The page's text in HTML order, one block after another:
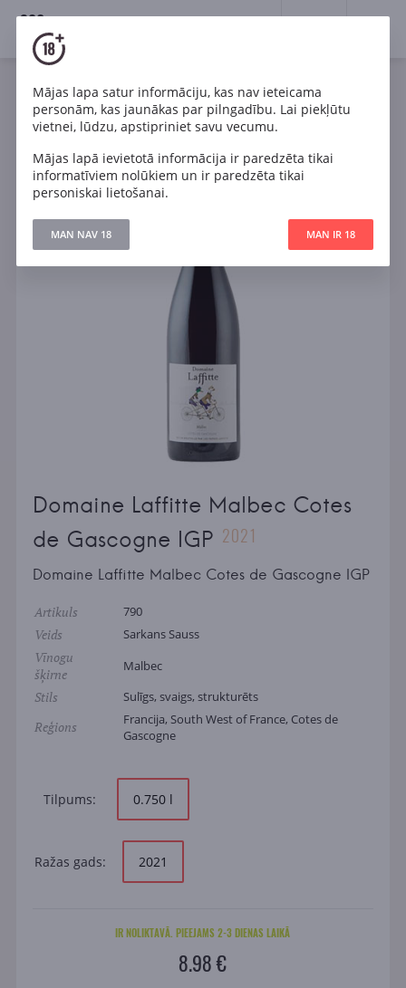
18+
Vīns Sarkans Sauss
Francija
Domaine Laffitte Malbec Cotes de Gascogne IGP
Domaine Laffitte Malbec Cotes
de Gascogne IGP 2021
Domaine Laffitte Malbec Cotes de Gascogne IGP
Artikuls 790
Veids Sarkans Sauss
Vīnogu
šķirne
Malbec
Stils Sulīgs, svaigs, strukturēts
Reģions
Francija, South West of France, Cotes de
Gascogne
Tilpums: 0.750 l
Ražas gads: 2021
IR NOLIKTAVĀ. PIEEJAMS 2-3 DIENAS LAIKĀ
8.98 €
Mājas lapa satur informāciju, kas nav ieteicama
personām, kas jaunākas par pilngadību. Lai piekļūtu
vietnei, lūdzu, apstipriniet savu vecumu.
Mājas lapā ievietotā informācija ir paredzēta tikai
informatīviem nolūkiem un ir paredzēta tikai
personiskai lietošanai.
MAN NAV 18 MAN IR 18